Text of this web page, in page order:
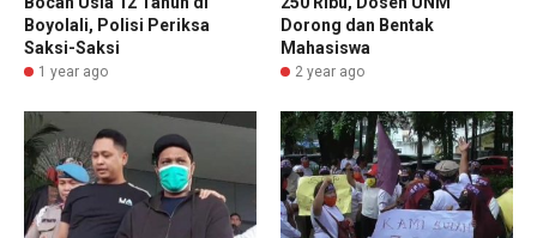
Boyolali, Polisi Periksa
Saksi-Saksi
1 year ago
Dorong dan Bentak
Mahasiswa
2 year ago